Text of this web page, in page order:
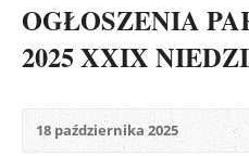
OGŁOSZENIA
2025 XXIX
18 października 2025